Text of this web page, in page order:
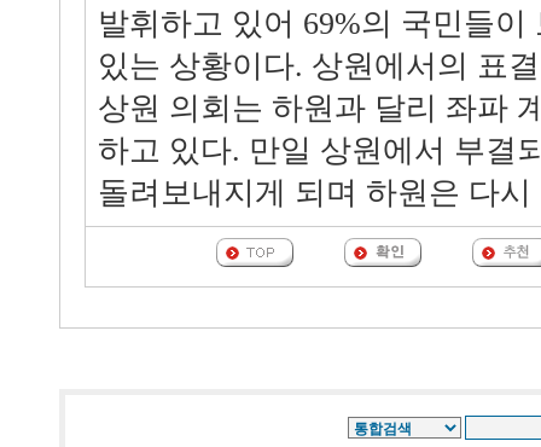
발휘하고 있어 69%의 국민들
있는 상황이다. 상원에서의 표
상원 의회는 하원과 달리 좌파
하고 있다. 만일 상원에서 부결
돌려보내지게 되며 하원은 다